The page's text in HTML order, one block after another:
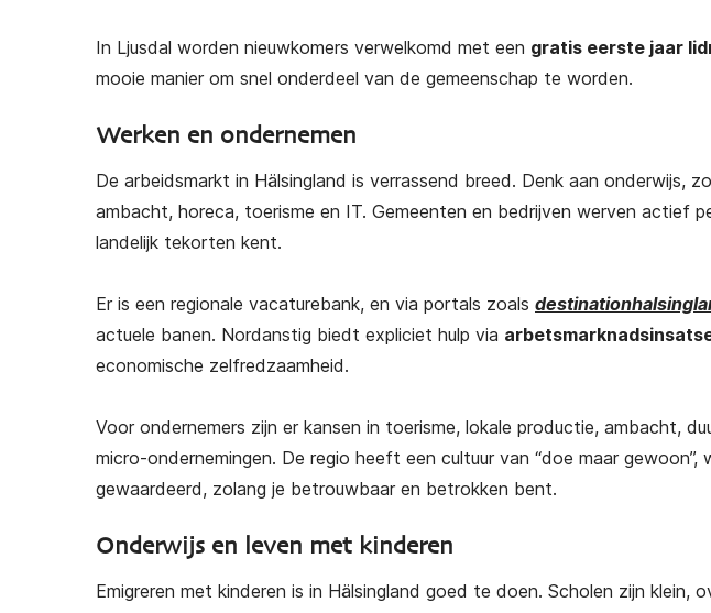
In Ljusdal worden nieuwkomers verwelkomd met een gratis eerste jaar
mooie manier om snel onderdeel van de gemeenschap te worden.
Werken en ondernemen
De arbeidsmarkt in Hälsingland is verrassend breed. Denk aan onderwijs,
ambacht, horeca, toerisme en IT. Gemeenten en bedrijven werven actief
landelijk tekorten kent.
Er is een regionale vacaturebank, en via portals zoals
actuele banen. Nordanstig biedt expliciet hulp via
economische zelfredzaamheid.
Voor ondernemers zijn er kansen in toerisme, lokale productie, ambacht,
micro-ondernemingen. De regio heeft een cultuur van “doe maar
gewaardeerd, zolang je betrouwbaar en betrokken bent.
Onderwijs en leven met kinderen
Emigreren met kinderen is in Hälsingland goed te doen. Scholen zijn klein,